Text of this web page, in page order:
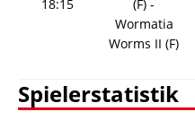
18:15
(F) -
Wormatia
Worms II (F)
Spielerstatistik